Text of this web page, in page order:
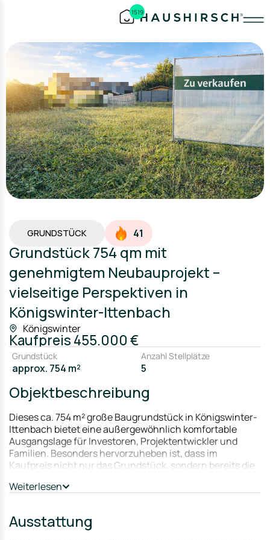
1519
GRUNDSTÜCK 41
Grundstück 754 qm mit
genehmigtem Neubauprojekt –
vielseitige Perspektiven in
Königswinter-Ittenbach
Königswinter
Kaufpreis455.000 €
Grundstück
approx. 754 m²
Anzahl Stellplätze
5
Objektbeschreibung
Dieses ca. 754 m² große Baugrundstück in Königswinter-
Ittenbach bietet eine außergewöhnlich komfortable
Ausgangslage für Investoren, Projektentwickler und
Familien. Besonders hervorzuheben ist, dass im
Kaufpreis nicht nur das Grundstück, sondern bereits die
Baugenehmigung enthalten sind – ein erheblicher Zeit-
Die erteilte Baugenehmigung umfasst die Errichtung von
zwei freistehenden Zweifamilienhäusern mit insgesamt
Weiterlesen
Ausstattung